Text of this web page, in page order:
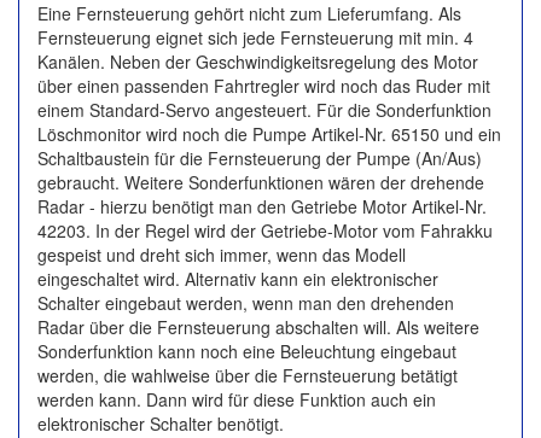
Eine Fernsteuerung gehört nicht zum Lieferumfang. Als
Fernsteuerung eignet sich jede Fernsteuerung mit min. 4
Kanälen. Neben der Geschwindigkeitsregelung des Motor
über einen passenden Fahrtregler wird noch das Ruder mit
einem Standard-Servo angesteuert. Für die Sonderfunktion
Löschmonitor wird noch die Pumpe Artikel-Nr. 65150 und ein
Schaltbaustein für die Fernsteuerung der Pumpe (An/Aus)
gebraucht. Weitere Sonderfunktionen wären der drehende
Radar - hierzu benötigt man den Getriebe Motor Artikel-Nr.
42203. In der Regel wird der Getriebe-Motor vom Fahrakku
gespeist und dreht sich immer, wenn das Modell
eingeschaltet wird. Alternativ kann ein elektronischer
Schalter eingebaut werden, wenn man den drehenden
Radar über die Fernsteuerung abschalten will. Als weitere
Sonderfunktion kann noch eine Beleuchtung eingebaut
werden, die wahlweise über die Fernsteuerung betätigt
werden kann. Dann wird für diese Funktion auch ein
elektronischer Schalter benötigt.